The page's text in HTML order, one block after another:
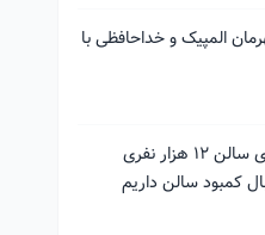
المپیک و خداحافظی با
سالن ۱۸ هزار نفری به جای سالن ۱۲ هزار نفری
کمبود سالن داریم